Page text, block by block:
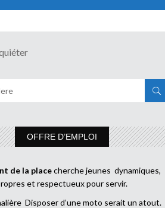
OFFRE D’EMPLOI
de la placecherche jeunes dynamiques,
et respectueux pour servir.
Disposer d’une moto serait un atout.